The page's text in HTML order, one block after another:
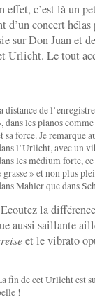
effet, c’est là un
d’un concert
sur Don Juan et
Urlicht. Le tout
distance de
dans les pianos
sa force. Je remarque
l’Urlicht, avec un
les médium forte,
grasse » et non plus
Mahler que dans
la
aussi saillante
et le vibrato
fin de cet Urlicht est
!